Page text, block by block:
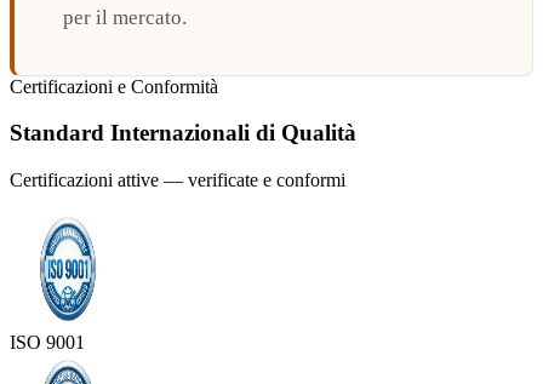
per il mercato.
Certificazioni e Conformità
Standard Internazionali di Qualità
Certificazioni attive — verificate e conformi
ISO 9001